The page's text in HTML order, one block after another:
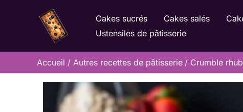
Cakes sucrés Cakes salés
Ustensiles de pâtisserie
Accueil Autres recettes de pâtisserie Crumble